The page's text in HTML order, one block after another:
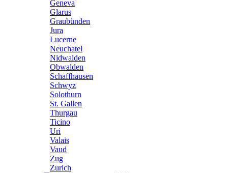
Geneva
Glarus
Graubünden
Jura
Lucerne
Neuchatel
Nidwalden
Obwalden
Schaffhausen
Schwyz
Solothurn
St. Gallen
Thurgau
Ticino
Uri
Valais
Vaud
Zug
Zurich